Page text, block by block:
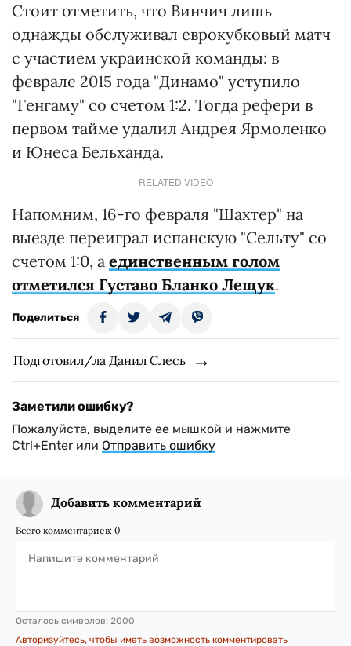
Стоит отметить, что Винчич лишь
однажды обслуживал еврокубковый матч
с участием украинской команды: в
феврале 2015 года "Динамо" уступило
"Генгаму" со счетом 1:2. Тогда рефери в
первом тайме удалил Андрея Ярмоленко
и Юнеса Бельханда.
RELATED VIDEO
Напомним, 16-го февраля "Шахтер" на
выезде переиграл испанскую "Сельту" со
счетом 1:0, а единственным голом
отметился Густаво Бланко Лещук.
Поделиться
Подготовил/ла Данил Слесь
Заметили ошибку?
Пожалуйста, выделите ее мышкой и нажмите
Ctrl+Enter или Отправить ошибку
Добавить комментарий
Всего комментариев: 0
Осталось символов: 2000
Авторизуйтесь, чтобы иметь возможность комментировать